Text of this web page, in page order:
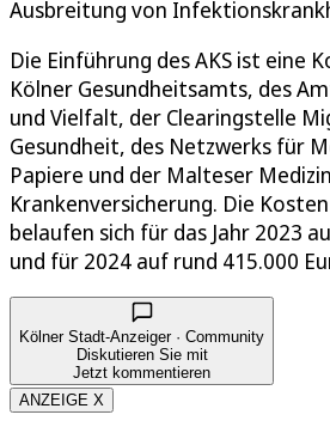
Ausbreitung von
Die Einführung des AKS ist eine
Kölner Gesundheitsamts, des
und Vielfalt, der Clearingstelle
Gesundheit, des Netzwerks für
Papiere und der Malteser
Krankenversicherung. Die
belaufen sich für das Jahr 2023
und für 2024 auf rund 415.000
Kölner Stadt-Anzeiger · Community
Diskutieren Sie mit
Jetzt kommentieren
ANZEIGE X